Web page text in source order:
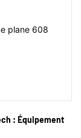
: Équipement